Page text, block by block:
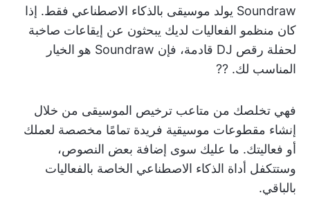
Soundraw يولد موسيقى بالذكاء الاصطناعي فقط. إذا
كان منظمو الفعاليات لديك يبحثون عن إيقاعات صاخبة
لحفلة رقص DJ قادمة، فإن Soundraw هو الخيار
المناسب لك. ??
فهي تخلصك من متاعب ترخيص الموسيقى من خلال
إنشاء مقطوعات موسيقية فريدة تمامًا مخصصة لعملك
أو فعاليتك. ما عليك سوى إضافة بعض النصوص،
وستتكفل أداة الذكاء الاصطناعي الخاصة بالفعاليات
بالباقي.